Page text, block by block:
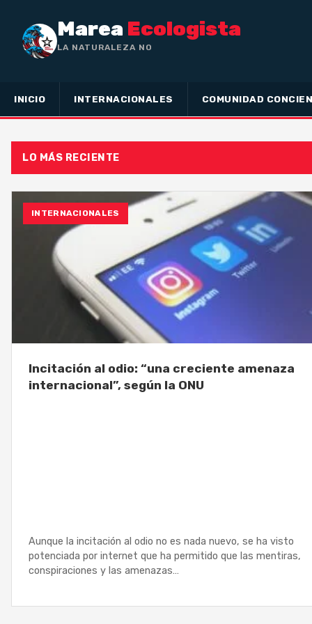
Marea Ecologista
LA NATURALEZA NO HA HECHO
INICIO INTERNACIONALES COMUNIDAD
LO MÁS RECIENTE
INTERNACIONALES
Incitación al odio: “una creciente amenaza
internacional”, según la ONU
Aunque la incitación al odio no es nada nuevo, se ha visto
potenciada por internet que ha permitido que las mentiras,
conspiraciones y las amenazas…